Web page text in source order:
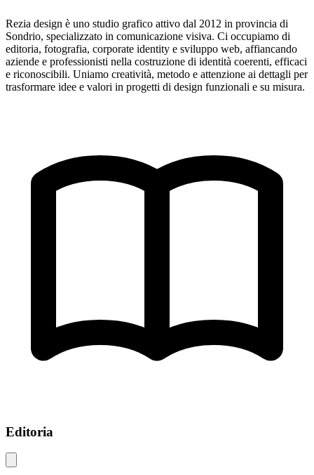
Rezia design è uno studio grafico attivo dal 2012 in provincia di
Sondrio, specializzato in comunicazione visiva. Ci occupiamo di
editoria, fotografia, corporate identity e sviluppo web, affiancando
aziende e professionisti nella costruzione di identità coerenti, efficaci
e riconoscibili. Uniamo creatività, metodo e attenzione ai dettagli per
trasformare idee e valori in progetti di design funzionali e su misura.
Editoria